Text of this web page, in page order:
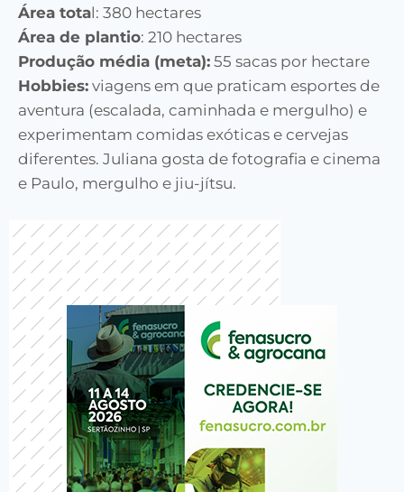
Área total: 380 hectares
Área de plantio: 210 hectares
Produção média (meta): 55 sacas por hectare
Hobbies: viagens em que praticam esportes de
aventura (escalada, caminhada e mergulho) e
experimentam comidas exóticas e cervejas
diferentes. Juliana gosta de fotografia e cinema
e Paulo, mergulho e jiu-jítsu.